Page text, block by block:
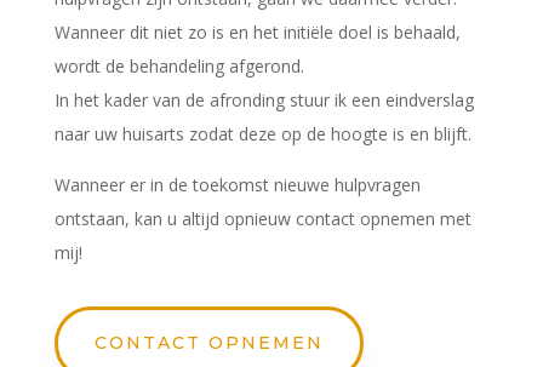
Wanneer dit niet zo is en het initiële doel is behaald,
wordt de behandeling afgerond.
In het kader van de afronding stuur ik een eindverslag
naar uw huisarts zodat deze op de hoogte is en blijft.
Wanneer er in de toekomst nieuwe hulpvragen
ontstaan, kan u altijd opnieuw contact opnemen met
mij!
CONTACT OPNEMEN